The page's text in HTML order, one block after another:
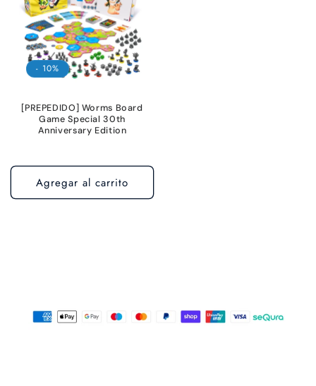
- 10%
[PREPEDIDO] Worms Board
Game Special 30th
Anniversary Edition
Agregar al carrito